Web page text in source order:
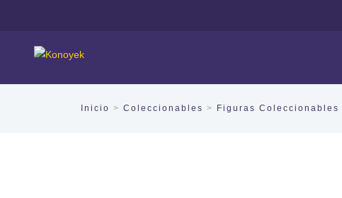
Inicio > Coleccionables > Figuras Coleccionables